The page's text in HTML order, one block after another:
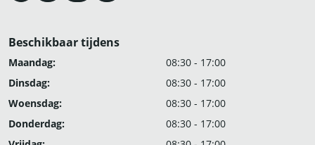
Beschikbaar tijdens
Maandag:
08:30 - 17:00
Dinsdag:
08:30 - 17:00
Woensdag:
08:30 - 17:00
Donderdag:
08:30 - 17:00